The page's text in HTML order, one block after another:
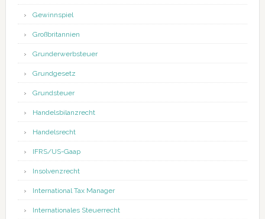
Gewinnspiel
Großbritannien
Grunderwerbsteuer
Grundgesetz
Grundsteuer
Handelsbilanzrecht
Handelsrecht
IFRS/US-Gaap
Insolvenzrecht
International Tax Manager
Internationales Steuerrecht